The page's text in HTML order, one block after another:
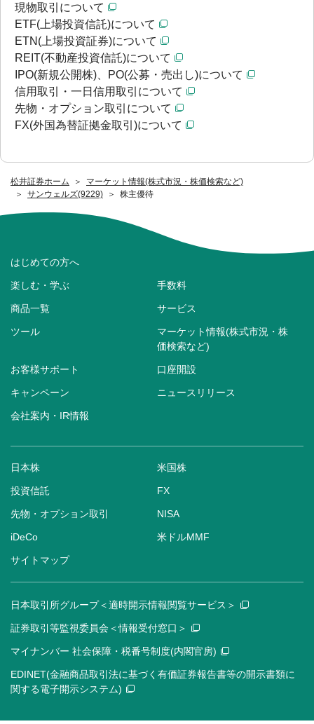
松井証券ホーム
マーケット情報(株式市況・株価検索など)
サンウェルズ(9229)
株主優待
現物取引について
ETF(上場投資信託)について
ETN(上場投資証券)について
REIT(不動産投資信託)について
IPO(新規公開株)、PO(公募・売出し)について
信用取引・一日信用取引について
先物・オプション取引について
FX(外国為替証拠金取引)について
はじめての方へ
楽しむ・学ぶ 手数料
商品一覧 サービス
ツール
マーケット情報(株式市況・株
価検索など)
お客様サポート 口座開設
キャンペーン ニュースリリース
会社案内・IR情報
日本株 米国株
投資信託 FX
先物・オプション取引 NISA
iDeCo 米ドルMMF
サイトマップ
日本取引所グループ＜適時開示情報閲覧サービス＞
証券取引等監視委員会＜情報受付窓口＞
マイナンバー 社会保障・税番号制度(内閣官房)
EDINET(金融商品取引法に基づく有価証券報告書等の開示書類に
関する電子開示システム)